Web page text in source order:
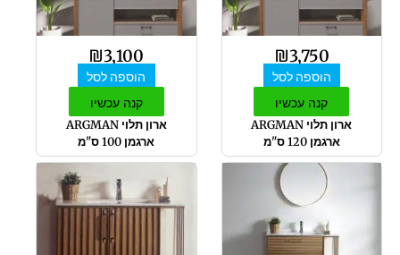
₪3,750
הוספה לסל
קנה עכשיו
ארון תלוי ARGMAN
ארגמן 120 ס"מ
₪3,100
הוספה לסל
קנה עכשיו
ארון תלוי ARGMAN
ארגמן 100 ס"מ